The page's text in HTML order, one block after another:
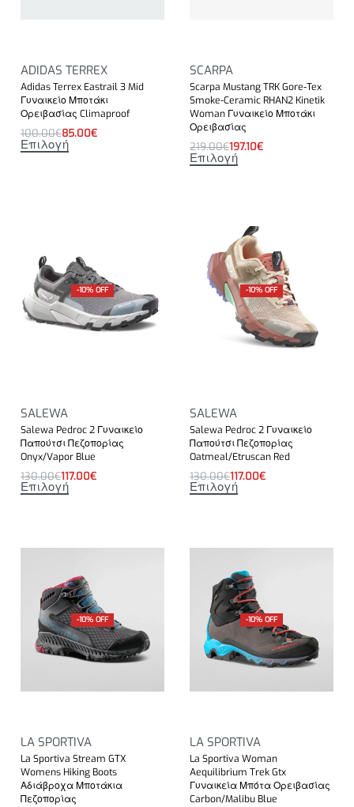
ADIDAS TERREX
Adidas Terrex Eastrail 3 Mid
Γυναικείο Μποτάκι
Ορειβασίας Climaproof
100.00€85.00€
Επιλογή
SCARPA
Scarpa Mustang TRK Gore-Tex
Smoke-Ceramic RHAN2 Kinetik
Woman Γυναικείο Μποτάκι
Ορειβασίας
219.00€197.10€
Επιλογή
-10% OFF
SALEWA
Salewa Pedroc 2 Γυναικείο
Παπούτσι Πεζοπορίας
Onyx/Vapor Blue
130.00€117.00€
Επιλογή
-10% OFF
SALEWA
Salewa Pedroc 2 Γυναικείο
Παπούτσι Πεζοπορίας
Oatmeal/Etruscan Red
130.00€117.00€
Επιλογή
-10% OFF
LA SPORTIVA
La Sportiva Stream GTX
Womens Hiking Boots
Αδιάβροχα Μποτάκια
Πεζοπορίας
-10% OFF
LA SPORTIVA
La Sportiva Woman
Aequilibrium Trek Gtx
Γυναικεία Μπότα Ορειβασίας
Carbon/Malibu Blue